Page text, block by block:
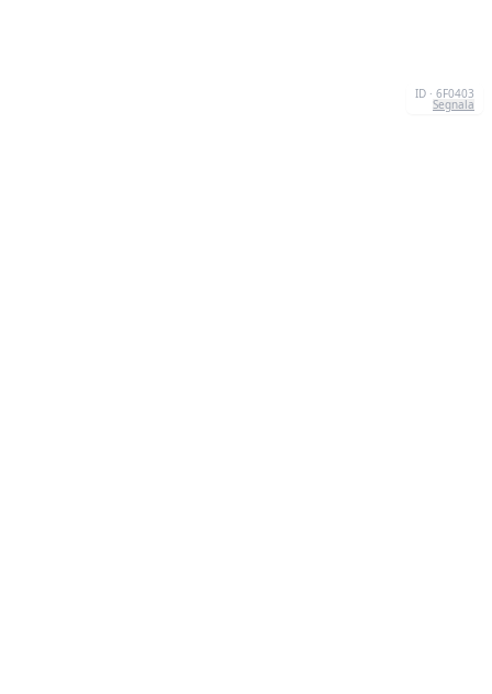
ID · 6F0403
Segnala